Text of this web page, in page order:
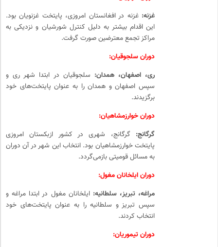
غزنه:غزنه در افغانستان امروزی، پایتخت غزنویان بود.
این اقدام بیشتر به دلیل کنترل شورشیان و نزدیکی به
مراکز تجمع معترضین صورت گرفت.
دوران سلجوقیان:
ری، اصفهان، همدان: سلجوقیان در ابتدا شهر ری و
سپس اصفهان و همدان را به عنوان پایتخت‌های خود
برگزیدند.
دوران خوارزمشاهیان:
گرگانج: گرگانج، شهری در کشور ازبکستان امروزی
پایتخت خوارزمشاهیان بود. انتخاب این شهر در آن دوران
به مسائل قومیتی بازمی‌گردد.
دوران ایلخانان مغول:
مراغه، تبریز، سلطانیه: ایلخانان مغول در ابتدا مراغه و
سپس تبریز و سلطانیه را به عنوان پایتخت‌های خود
انتخاب کردند.
دوران تیموریان: